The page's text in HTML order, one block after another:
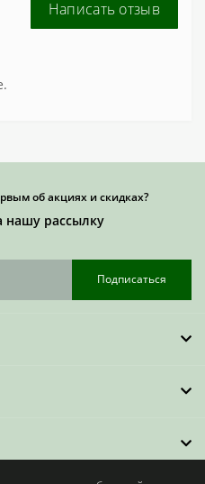
Написать отзыв
об акциях и скидках?
нашу рассылку
Подписаться